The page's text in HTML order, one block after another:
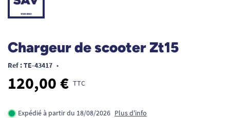
Chargeur de scooter Zt15
Ref : TE-43417 •
120,00 € TTC
Expédié à partir du 18/08/2026 Plus d'info